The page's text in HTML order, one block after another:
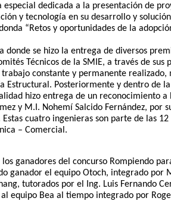
dedicada a la presentación de
y tecnología en su desarrollo y
“Retos y oportunidades de la
donde se hizo la entrega de diversos
Técnicos de la SMIE, a través de sus
constante y permanente
Estructural. Posteriormente y dentro de
hizo entrega de un reconocimiento
y M.I. Nohemí Salcido Fernández,
cuatro ingenieras son parte de las
– Comercial.
ganadores del concurso Rompiendo
ganador el equipo Otoch, integrado por
tutorados por el Ing. Luis Fernando
equipo Bea al tiempo integrado por